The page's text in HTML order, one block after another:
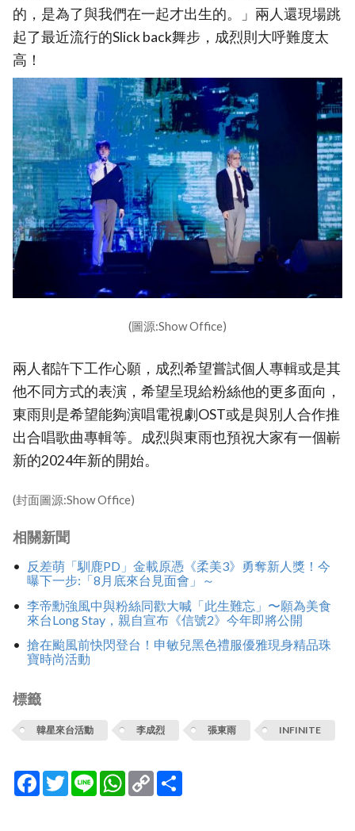
的，是為了與我們在一起才出生的。」兩人還現場跳
起了最近流行的Slick back舞步，成烈則大呼難度太
高！
(圖源:Show Office)
兩人都許下工作心願，成烈希望嘗試個人專輯或是其
他不同方式的表演，希望呈現給粉絲他的更多面向，
東雨則是希望能夠演唱電視劇OST或是與別人合作推
出合唱歌曲專輯等。成烈與東雨也預祝大家有一個嶄
新的2024年新的開始。
(封面圖源:Show Office)
相關新聞
反差萌「馴鹿PD」金載原憑《柔美3》勇奪新人獎！今
曝下一步:「8月底來台見面會」～
李帝勳強風中與粉絲同歡大喊「此生難忘」〜願為美食
來台Long Stay，親自宣布《信號2》今年即將公開
搶在颱風前快閃登台！申敏兒黑色禮服優雅現身精品珠
寶時尚活動
標籤
韓星來台活動 李成烈 張東雨 INFINITE
Facebook
TwitterLine WhatsApp
Copy
Link